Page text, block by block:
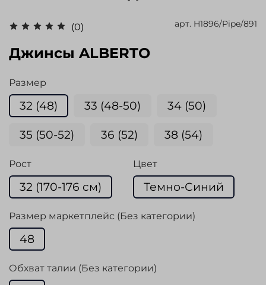
(0) арт. H1896/Pipe/891
Джинсы ALBERTO
Размер
32 (48) 33 (48-50) 34 (50)
35 (50-52) 36 (52) 38 (54)
Рост
32 (170-176 cм)
Цвет
Темно-Синий
Размер маркетплейс (Без категории)
48
Обхват талии (Без категории)